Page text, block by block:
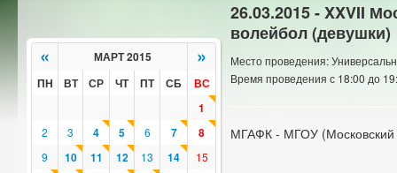
« МАРТ 2015 »
ПН ВТ СР ЧТ ПТ СБ
ВС
1
2 3 4 5 6 7 8
9 10 11 12 13 14 15
26.03.2015 - XXVII
волейбол (девушки)
Место проведения:
Время проведения с 18:00 до
МГАФК - МГОУ (Московский